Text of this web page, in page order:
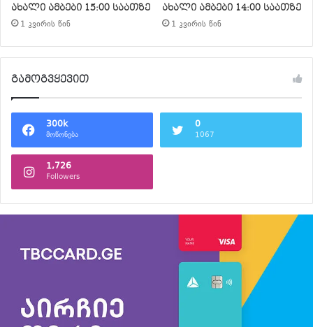
ახალი ამბები 15:00 საათზე
1 კვირის წინ
ახალი ამბები 14:00 საათზე
1 კვირის წინ
გამოგვყევით
300k
მოწონება
0
1067
1,726
Followers